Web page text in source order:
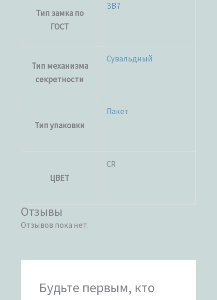
Тип замка по
ГОСТ
ЗВ7
Тип механизма
секретности
Сувальдный
Тип упаковки
Пакет
ЦВЕТ
CR
Отзывы
Отзывов пока нет.
Будьте первым, кто